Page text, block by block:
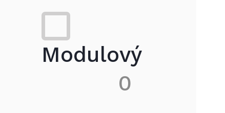
Modulový
0